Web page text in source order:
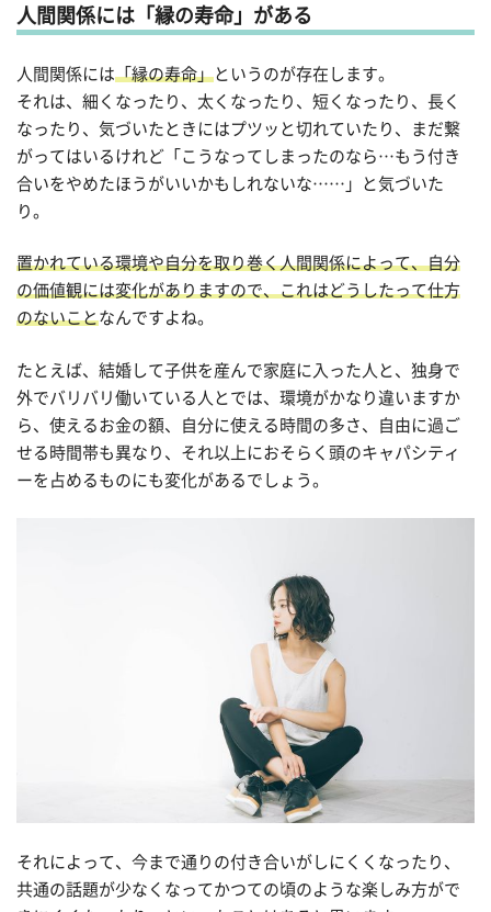
人間関係には「縁の寿命」がある
人間関係には「縁の寿命」というのが存在します。
それは、細くなったり、太くなったり、短くなったり、長く
なったり、気づいたときにはプツッと切れていたり、まだ繋
がってはいるけれど「こうなってしまったのなら…もう付き
合いをやめたほうがいいかもしれないな……」と気づいた
り。
置かれている環境や自分を取り巻く人間関係によって、自分
の価値観には変化がありますので、これはどうしたって仕方
のないことなんですよね。
たとえば、結婚して子供を産んで家庭に入った人と、独身で
外でバリバリ働いている人とでは、環境がかなり違いますか
ら、使えるお金の額、自分に使える時間の多さ、自由に過ご
せる時間帯も異なり、それ以上におそらく頭のキャパシティ
ーを占めるものにも変化があるでしょう。
それによって、今まで通りの付き合いがしにくくなったり、
共通の話題が少なくなってかつての頃のような楽しみ方がで